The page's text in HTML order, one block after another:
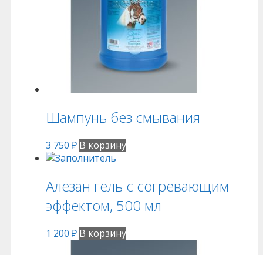
Шампунь без смывания
3 750 ₽ В корзину
Алезан гель с согревающим
эффектом, 500 мл
1 200 ₽ В корзину